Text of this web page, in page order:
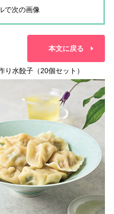
で次の画像
本文に戻る
水餃子（20個セット）